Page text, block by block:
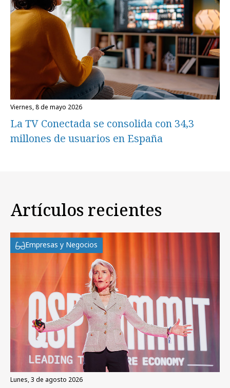
viernes, 8 de mayo 2026
La TV Conectada se consolida con 34,3
millones de usuarios en España
Artículos recientes
Empresas y Negocios
lunes, 3 de agosto 2026